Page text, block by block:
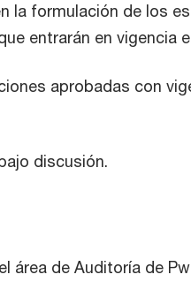
la formulación de los
entrarán en vigencia
aprobadas con
discusión.
área de Auditoría de